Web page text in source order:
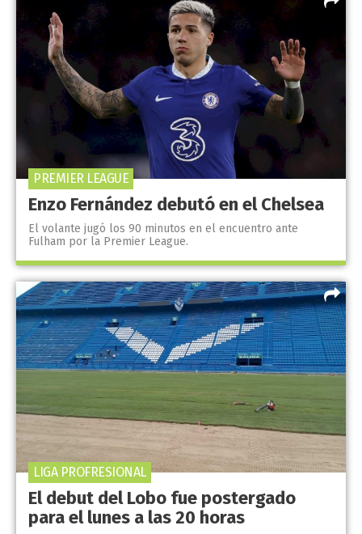
Enzo Fernández debutó en el Chelsea
El volante jugó los 90 minutos en el encuentro ante
Fulham por la Premier League.
PREMIER LEAGUE
El debut del Lobo fue postergado
para el lunes a las 20 horas
LIGA PROFRESIONAL